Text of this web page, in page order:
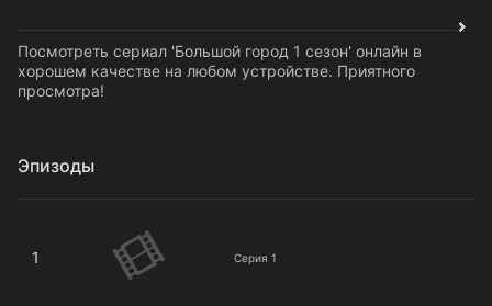
Посмотреть сериал 'Большой город 1 сезон' онлайн в
хорошем качестве на любом устройстве. Приятного
просмотра!
Эпизоды
1 Серия 1